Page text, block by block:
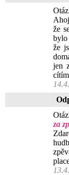
že
bylo
že
jen
za